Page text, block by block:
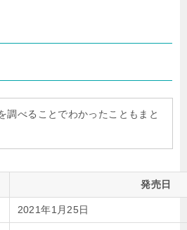
調べることでわかったこともまと
発売日
2021年1月25日